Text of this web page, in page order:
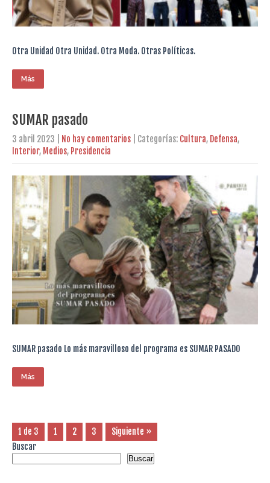
Otra Unidad Otra Unidad. Otra Moda. Otras Políticas.
Más
SUMAR pasado
3 abril 2023 No hay comentarios | Categorías: Cultura, Defensa,
Interior, Medios, Presidencia
SUMAR pasado Lo más maravilloso del programa es SUMAR PASADO
Más
1 de 3 1 2 3
Siguiente »
Buscar
Buscar